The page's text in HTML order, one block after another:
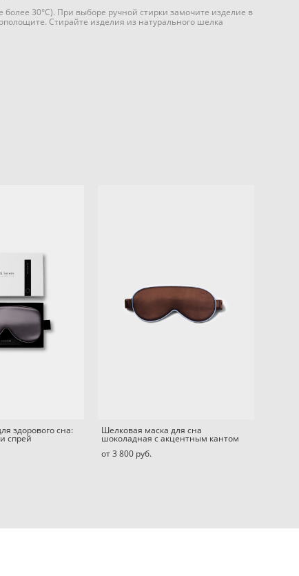
30°С). При выборе ручной стирки замочите изделие в
Стирайте изделия из натурального шелка
здорового сна:
спрей
Шелковая маска для сна
шоколадная с акцентным кантом
от 3 800 pуб.